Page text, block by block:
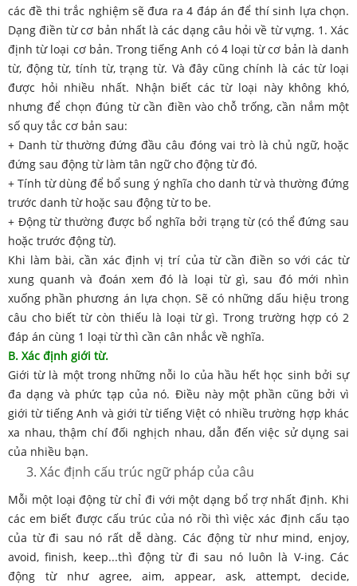
các đề thi trắc nghiệm sẽ đưa ra 4 đáp án để thí sinh lựa chọn.
Dạng điền từ cơ bản nhất là các dạng câu hỏi về từ vựng. 1. Xác
định từ loại cơ bản. Trong tiếng Anh có 4 loại từ cơ bản là danh
từ, động từ, tính từ, trạng từ. Và đây cũng chính là các từ loại
được hỏi nhiều nhất. Nhận biết các từ loại này không khó,
nhưng để chọn đúng từ cần điền vào chỗ trống, cần nắm một
số quy tắc cơ bản sau:
+ Danh từ thường đứng đầu câu đóng vai trò là chủ ngữ, hoặc
đứng sau động từ làm tân ngữ cho động từ đó.
+ Tính từ dùng để bổ sung ý nghĩa cho danh từ và thường đứng
trước danh từ hoặc sau động từ to be.
+ Động từ thường được bổ nghĩa bởi trạng từ (có thể đứng sau
hoặc trước động từ).
Khi làm bài, cần xác định vị trí của từ cần điền so với các từ
xung quanh và đoán xem đó là loại từ gì, sau đó mới nhìn
xuống phần phương án lựa chọn. Sẽ có những dấu hiệu trong
câu cho biết từ còn thiếu là loại từ gì. Trong trường hợp có 2
đáp án cùng 1 loại từ thì cần cân nhắc về nghĩa.
B. Xác định giới từ.
Giới từ là một trong những nỗi lo của hầu hết học sinh bởi sự
đa dạng và phức tạp của nó. Điều này một phần cũng bởi vì
giới từ tiếng Anh và giới từ tiếng Việt có nhiều trường hợp khác
xa nhau, thậm chí đối nghịch nhau, dẫn đến việc sử dụng sai
của nhiều bạn.
Xác định cấu trúc ngữ pháp của câu
Mỗi một loại động từ chỉ đi với một dạng bổ trợ nhất định. Khi
các em biết được cấu trúc của nó rồi thì việc xác định cấu tạo
của từ đi sau nó rất dễ dàng. Các động từ như mind, enjoy,
avoid, finish, keep...thì động từ đi sau nó luôn là V-ing. Các
động từ như agree, aim, appear, ask, attempt, decide,